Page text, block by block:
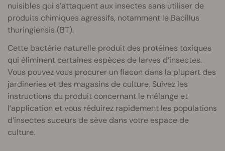
nuisibles qui s’attaquent aux insectes sans utiliser de
produits chimiques agressifs, notamment le Bacillus
thuringiensis (BT).
Cette bactérie naturelle produit des protéines toxiques
qui éliminent certaines espèces de larves d’insectes.
Vous pouvez vous procurer un flacon dans la plupart des
jardineries et des magasins de culture. Suivez les
instructions du produit concernant le mélange et
l’application et vous réduirez rapidement les populations
d’insectes suceurs de sève dans votre espace de
culture.